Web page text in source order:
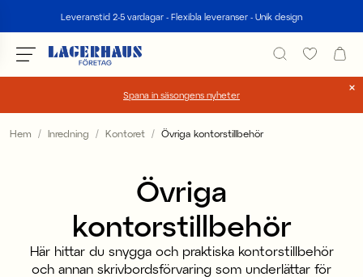
Leveranstid 2-5 vardagar - Flexibla leveranser - Unik design
Spana in säsongens nyheter
Välj språk / valuta
NO / NKR
SE / SEK
Hem Inredning Kontoret Övriga kontorstillbehör
Övriga
kontorstillbehör
Här hittar du snygga och praktiska kontorstillbehör
och annan skrivbordsförvaring som underlättar för